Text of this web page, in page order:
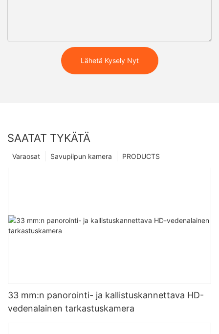
Lähetä Kysely Nyt
SAATAT TYKÄTÄ
PRODUCTS
Savupiipun kamera
Varaosat
33 mm:n panorointi- ja kallistuskannettava HD-
vedenalainen tarkastuskamera